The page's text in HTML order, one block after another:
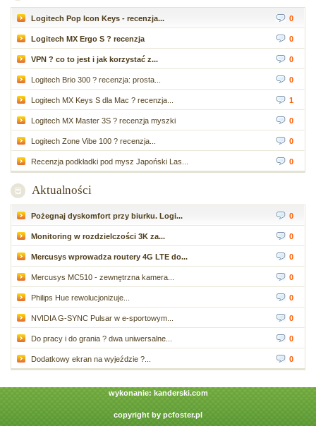
Logitech Pop Icon Keys - recenzja... 0
Logitech MX Ergo S ? recenzja 0
VPN ? co to jest i jak korzystać z... 0
Logitech Brio 300 ? recenzja: prosta... 0
Logitech MX Keys S dla Mac ? recenzja... 1
Logitech MX Master 3S ? recenzja myszki 0
Logitech Zone Vibe 100 ? recenzja... 0
Recenzja podkładki pod mysz Japoński Las... 0
Aktualności
Pożegnaj dyskomfort przy biurku. Logi... 0
Monitoring w rozdzielczości 3K za... 0
Mercusys wprowadza routery 4G LTE do... 0
Mercusys MC510 - zewnętrzna kamera... 0
Philips Hue rewolucjonizuje... 0
NVIDIA G-SYNC Pulsar w e-sportowym... 0
Do pracy i do grania ? dwa uniwersalne... 0
Dodatkowy ekran na wyjeździe ?... 0
wykonanie: kanderski.com
copyright by pcfoster.pl